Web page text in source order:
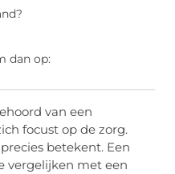
dan op:
van een
focust op de zorg.
betekent. Een
vergelijken met een